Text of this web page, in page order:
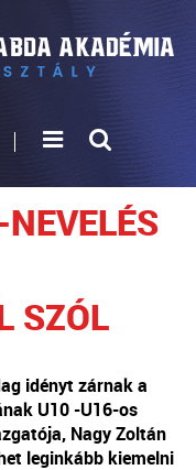
SZÓL
idényt zárnak a
U10 -U16-os
Nagy Zoltán
leginkább kiemelni